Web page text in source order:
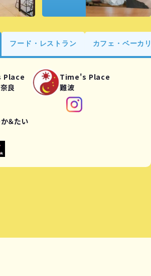
フード・レストラン カフェ・ベーカ
Place
良
Time's Place
難波
＆たい